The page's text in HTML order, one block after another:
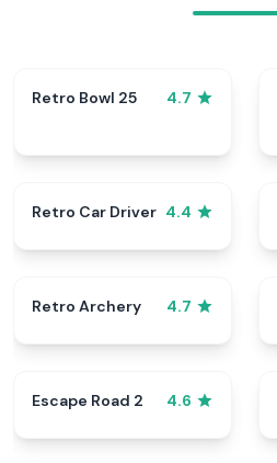
Retro Bowl 25 4.7
Retro Car Driver 4.4
Retro Archery 4.7
Escape Road 2 4.6